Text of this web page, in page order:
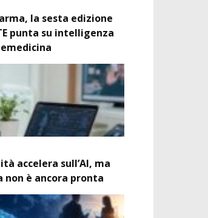
la sesta edizione
punta su intelligenza
accelera sull’AI, ma
è ancora pronta